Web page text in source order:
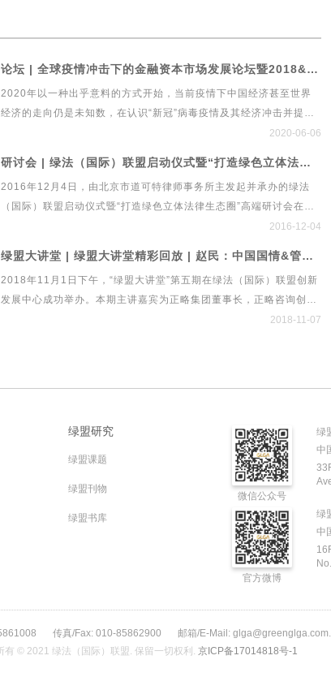
论坛 | 全球疫情冲击下的金融资本市场发展论坛暨2018&2019中国私募基金行业法律健康蓝皮书线上发布会
2020年以一种出乎意料的方式开始，当前疫情下中国经济甚至世界
经济的走向仍是未知数，在认识“新冠”病毒疫情及其经济冲击并提出
政策建议方面，经济学家的观点仍然存在着较大的分歧。政策先行，
为代表的资产管理行业传达了怎样的政策导向？法律在本次经济危机
中应发挥什么作用？全球疫情冲击下的金融资本市场发展论坛将围绕
后疫情时代金融资本市场发展与法律规制展开深入探讨。
2020-06-06
研讨会 | 绿法（国际）联盟启动仪式暨“打造绿色立体法律生态圈”高端研讨会
2016年12月4日，由北京市道可特律师事务所主发起并承办的绿法
（国际）联盟启动仪式暨“打造绿色立体法律生态圈”高端研讨会在北
京隆重举行。来自经济、金融、法律、文化等领域的专家学者、行业
道、中国经济导报、法制网、民主与法制、人民法治网、法制日报、
检察日报、央广传媒、今日说法、中国律师网、《投资圈》杂志、
《首席财务官》杂志等二十余家媒体进行现场报道。
2016-12-04
绿盟大讲堂 | 绿盟大讲堂精彩回放 | 赵民：中国国情&管理规律——两大维度告诉你如何在中国做管理
2018年11月1日下午，“绿盟大讲堂”第五期在绿法（国际）联盟创新
发展中心成功举办。本期主讲嘉宾为正略集团董事长，正略咨询创始
人赵民先生。赵民先生从中国国情和管理规律两大维度出发，对“企业
2018-11-07
绿盟研究
绿盟课题
绿盟刊物
绿盟书库
微信公众号
官方微博
绿
中
绿
中
传真/Fax: 010-85862900
邮箱/E-Mail:
有 © 2021 绿法（国际）联盟. 保留一切权利. 京ICP备17014818号-1